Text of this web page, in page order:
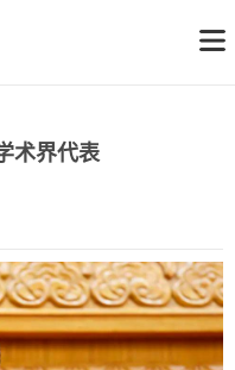
术界代表